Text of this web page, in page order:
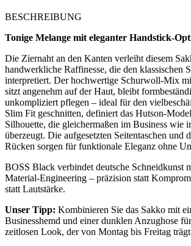
BESCHREIBUNG
Tonige Melange mit eleganter Handstick-
Die Ziernaht an den Kanten verleiht diesem
handwerkliche Raffinesse, die den klassischen
interpretiert. Der hochwertige Schurwoll-Mix
sitzt angenehm auf der Haut, bleibt
unkompliziert pflegen – ideal für den
Slim Fit geschnitten, definiert das Hutson-
Silhouette, die gleichermaßen im Business wie
überzeugt. Die aufgesetzten Seitentaschen und
Rücken sorgen für funktionale Eleganz ohne
BOSS Black verbindet deutsche Schneidkunst
Material-Engineering – präzision statt
statt Lautstärke.
Unser Tipp: Kombinieren Sie das Sakko mit
Businesshemd und einer dunklen Anzughose
zeitlosen Look, der von Montag bis Freitag